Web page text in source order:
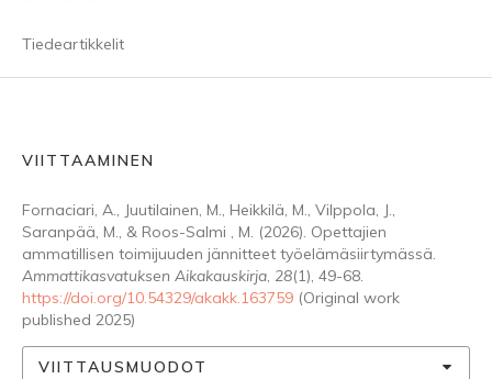
Tiedeartikkelit
VIITTAAMINEN
Fornaciari, A., Juutilainen, M., Heikkilä, M., Vilppola, J.,
Saranpää, M., & Roos-Salmi , M. (2026). Opettajien
ammatillisen toimijuuden jännitteet työelämäsiirtymässä.
Ammattikasvatuksen Aikakauskirja, 28(1), 49-68.
https://doi.org/10.54329/akakk.163759 (Original work
published 2025)
VIITTAUSMUODOT